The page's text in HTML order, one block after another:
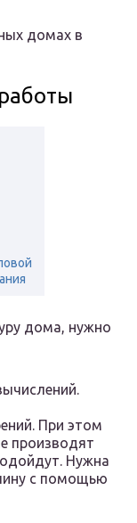
домах в
дома, нужно
При этом
производят
Нужна
с помощью